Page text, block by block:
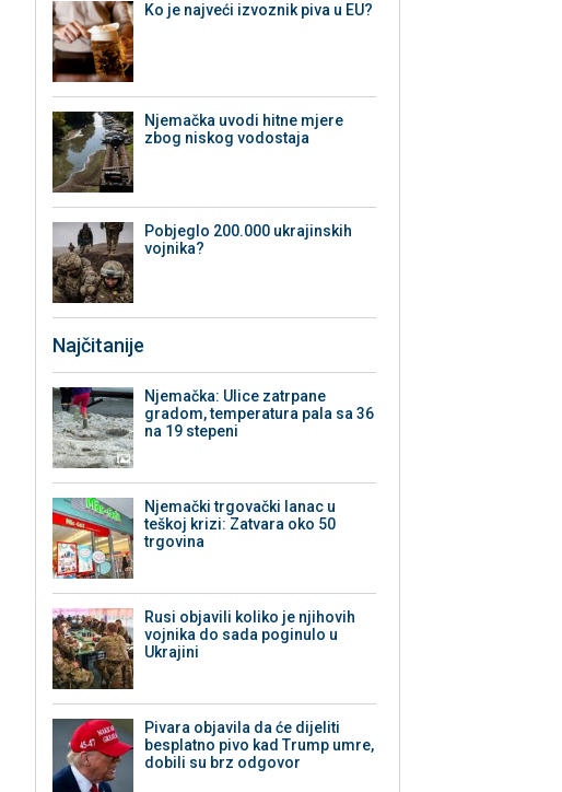
Ko je najveći izvoznik piva u EU?
Njemačka uvodi hitne mjere
zbog niskog vodostaja
Pobjeglo 200.000 ukrajinskih
vojnika?
Najčitanije
Njemačka: Ulice zatrpane
gradom, temperatura pala sa 36
na 19 stepeni
Njemački trgovački lanac u
teškoj krizi: Zatvara oko 50
trgovina
Rusi objavili koliko je njihovih
vojnika do sada poginulo u
Ukrajini
Pivara objavila da će dijeliti
besplatno pivo kad Trump umre,
dobili su brz odgovor